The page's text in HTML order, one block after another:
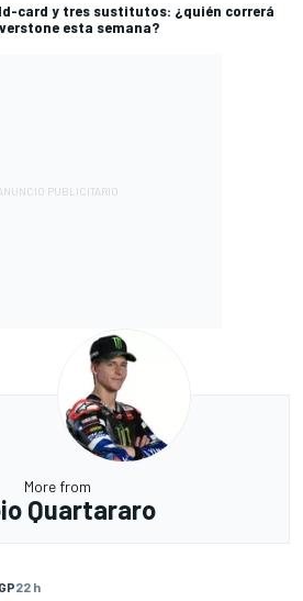
card y tres sustitutos: ¿quién correrá
esta semana?
More from
Quartararo
22 h